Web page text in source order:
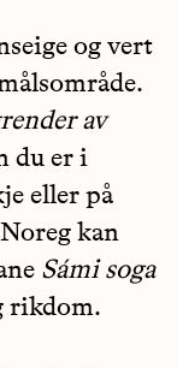
og vert
av
du er i
eller på
kan
Sámi soga
rikdom.